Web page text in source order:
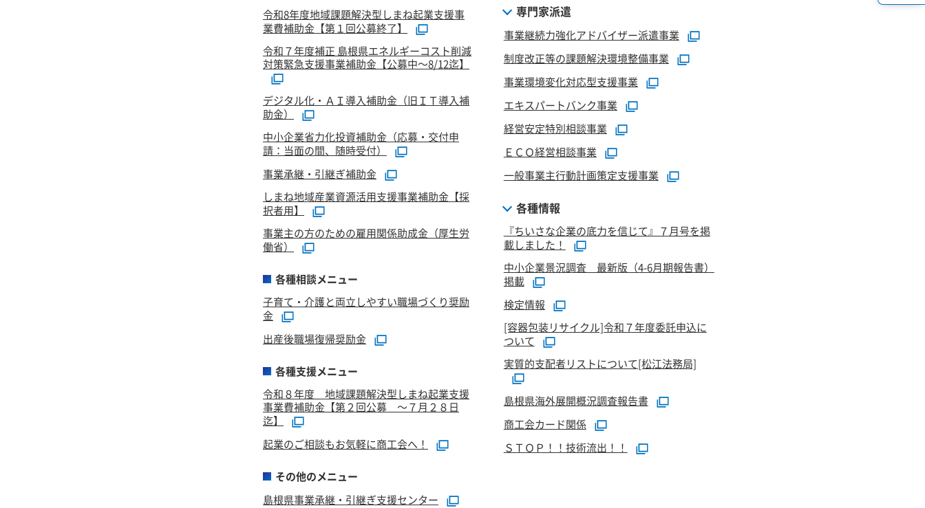
令和8年度地域課題解決型しまね起業支援事
業費補助金【第１回公募終了】
令和７年度補正 島根県エネルギーコスト削減
対策緊急支援事業補助金【公募中～8/12迄】
デジタル化・ＡＩ導入補助金（旧ＩＴ導入補
助金）
中小企業省力化投資補助金（応募・交付申
請：当面の間、随時受付）
事業承継・引継ぎ補助金
しまね地域産業資源活用支援事業補助金【採
択者用】
事業主の方のための雇用関係助成金（厚生労
働省）
各種相談メニュー
子育て・介護と両立しやすい職場づくり奨励
金
出産後職場復帰奨励金
各種支援メニュー
令和８年度 地域課題解決型しまね起業支援
事業費補助金【第２回公募 ～７月２８日
迄】
起業のご相談もお気軽に商工会へ！
その他のメニュー
島根県事業承継・引継ぎ支援センター
専門家派遣
事業継続力強化アドバイザー派遣事業
制度改正等の課題解決環境整備事業
事業環境変化対応型支援事業
エキスパートバンク事業
経営安定特別相談事業
ＥＣＯ経営相談事業
一般事業主行動計画策定支援事業
各種情報
『ちいさな企業の底力を信じて』７月号を掲
載しました！
中小企業景況調査 最新版（4-6月期報告書）
掲載
検定情報
[容器包装リサイクル]令和７年度委託申込に
ついて
実質的支配者リストについて[松江法務局]
島根県海外展開概況調査報告書
商工会カード関係
ＳＴＯＰ！！技術流出！！